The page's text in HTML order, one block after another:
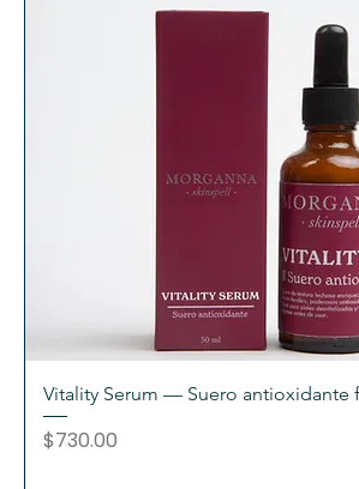
Vitality Serum — Suero antioxidante
Precio
$730.00